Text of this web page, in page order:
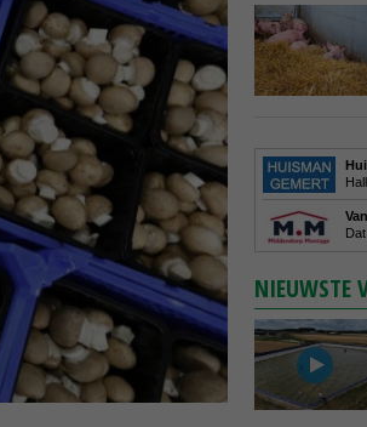
NIEUWSTE